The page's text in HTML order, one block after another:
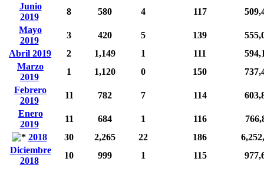
Junio
2019
8 580 4 117
Mayo
2019
3 420 5 139
Abril 2019
2 1,149 1 111
Marzo
2019
1 1,120 0 150
Febrero
2019
11 782 7 114
Enero
2019
11 684 1 116
2018
30 2,265 22 186
Diciembre
2018
10 999 1 115